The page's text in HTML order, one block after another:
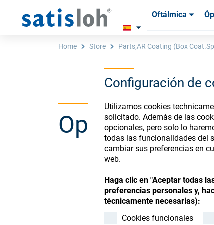
Configuración de
Utilizamos cookies
solicitado. Además de las
opcionales, pero solo lo
todas las funcionalidades del
cambiar sus preferencias en
web.
Haga clic en "Aceptar todas
preferencias personales y,
técnicamente necesarias):
Cookies funcionales
Oftálmica
Home Store Parts;AR Coating (Box
Ophthalmic
Register or Sign-in